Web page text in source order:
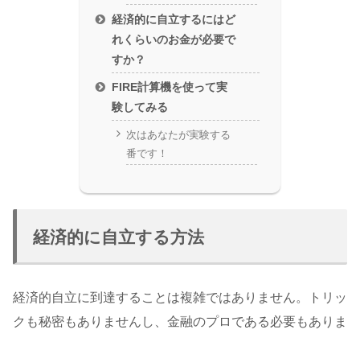
経済的に自立するにはど
れくらいのお金が必要で
すか？
FIRE計算機を使って実
験してみる
次はあなたが実験する
番です！
経済的に自立する方法
経済的自立に到達することは複雑ではありません。トリッ
クも秘密もありませんし、金融のプロである必要もありま